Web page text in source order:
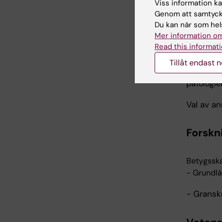
och
Val av
-
-
Viss information
Genom att
Du kan när som
Mer information
Read this
Tillåt endast